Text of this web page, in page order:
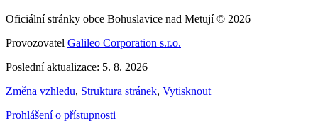
Oficiální stránky obce Bohuslavice nad Metují © 2026
Provozovatel Galileo Corporation s.r.o.
Poslední aktualizace: 5. 8. 2026
Změna vzhledu, Struktura stránek, Vytisknout
Prohlášení o přístupnosti